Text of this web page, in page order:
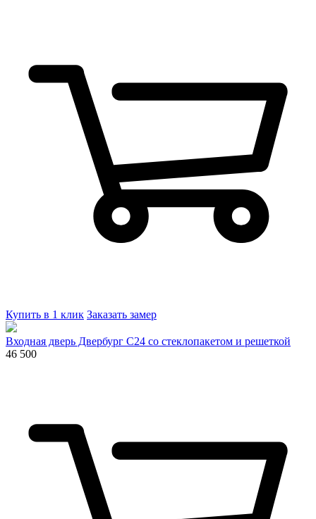
Купить в 1 клик Заказать замер
Входная дверь Двербург С24 со стеклопакетом и решеткой
46 500